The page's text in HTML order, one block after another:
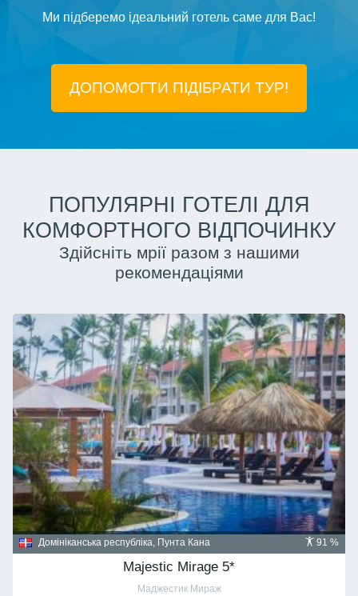
Ми підберемо ідеальний готель саме для Вас!
ДОПОМОГТИ ПІДIБРАТИ ТУР!
ПОПУЛЯРНІ ГОТЕЛІ ДЛЯ
КОМФОРТНОГО ВІДПОЧИНКУ
Здійсніть мрії разом з нашими
рекомендаціями
91 %
Домініканська республіка, Пунта Кана
Majestic Mirage 5*
Маджестик Мираж